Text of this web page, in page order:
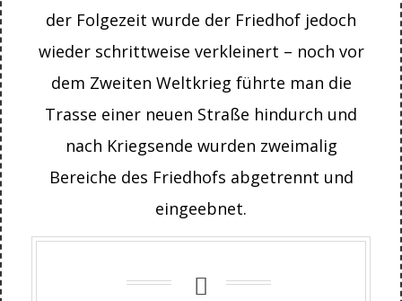
der Folgezeit wurde der Friedhof jedoch
wieder schrittweise verkleinert – noch vor
dem Zweiten Weltkrieg führte man die
Trasse einer neuen Straße hindurch und
nach Kriegsende wurden zweimalig
Bereiche des Friedhofs abgetrennt und
eingeebnet.